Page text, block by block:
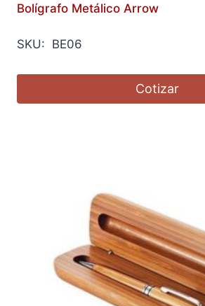
Bolígrafo Metálico Arrow
SKU: BE06
Cotizar